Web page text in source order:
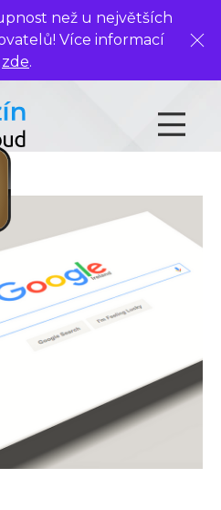
než u největších
Více informací
zde.